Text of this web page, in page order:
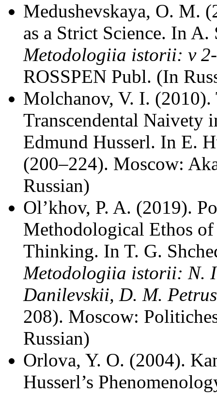
Medushevskaya, O. M.
as a Strict Science. In
Metodologiia istorii: v
ROSSPEN Publ. (In
Molchanov, V. I. (2010).
Transcendental Naivety
Edmund Husserl. In E.
(200–224). Moscow:
Russian)
Ol’khov, P. A. (2019).
Methodological Ethos
Thinking. In T. G.
Metodologiia istorii: N.
Danilevskii, D. M.
208). Moscow:
Russian)
Orlova, Y. O. (2004).
Husserl’s